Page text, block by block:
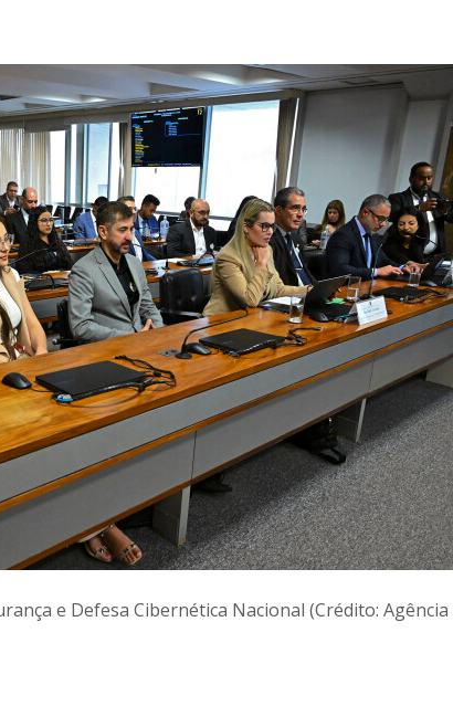
e Defesa Cibernética Nacional (Crédito: Agência